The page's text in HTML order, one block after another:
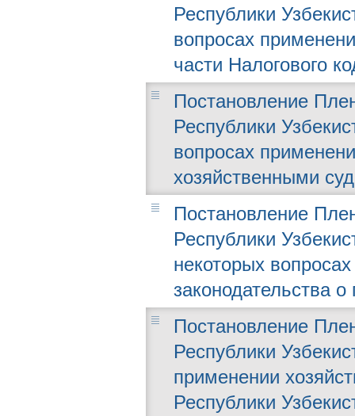
Республики
вопросах
части Налогового
Постановление
Республики
вопросах
хозяйственными
Постановление
Республики
некоторых
законодательства
Постановление
Республики
применении
Республики